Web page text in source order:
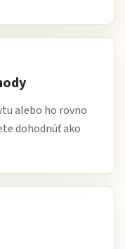
alebo ho rovno
dohodnúť ako